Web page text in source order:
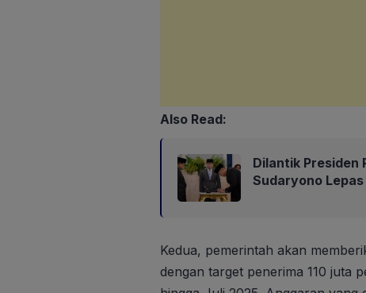
Also Read:
Dilantik Presiden
Sudaryono
Kedua, pemerintah akan
dengan target penerima 110 juta